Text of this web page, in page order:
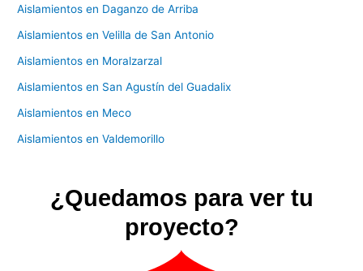
Aislamientos en Daganzo de Arriba
Aislamientos en Velilla de San Antonio
Aislamientos en Moralzarzal
Aislamientos en San Agustín del Guadalix
Aislamientos en Meco
Aislamientos en Valdemorillo
¿Quedamos para ver tu
proyecto?